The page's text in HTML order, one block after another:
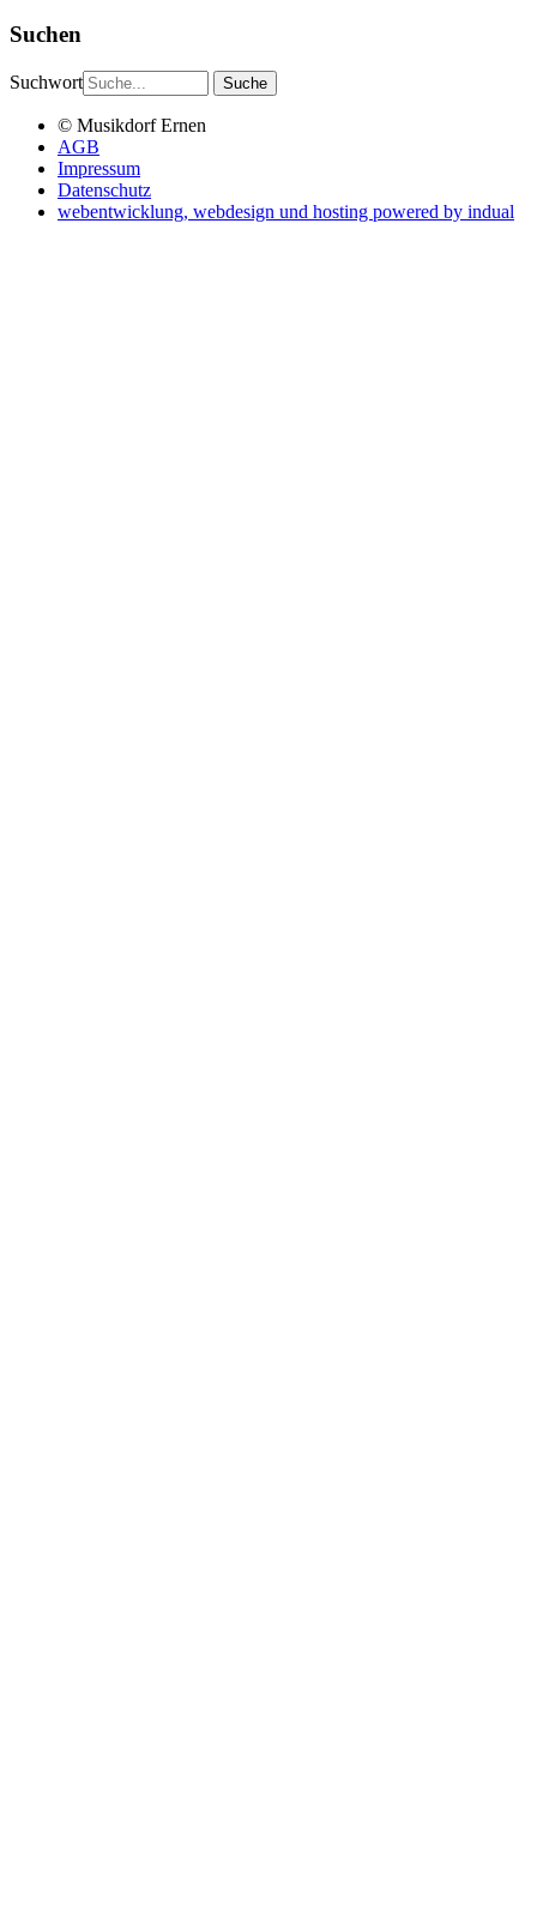
Suchen
Suchwort
© Musikdorf Ernen
AGB
Impressum
Datenschutz
webentwicklung, webdesign und hosting powered by indual